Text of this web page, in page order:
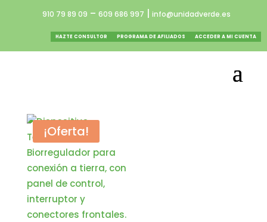
910 79 89 09 – 609 686 997 info@unidadverde.es
HAZTE CONSULTOR PROGRAMA DE AFILIADOS ACCEDER A MI CUENTA
¡Oferta!